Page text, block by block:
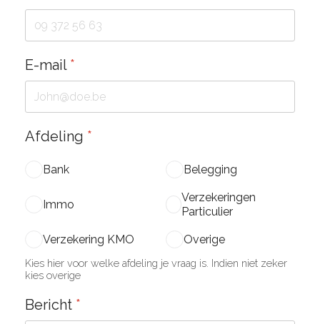
E-mail *
Afdeling *
Bank Belegging
Immo
Verzekeringen
Particulier
Verzekering KMO Overige
Kies hier voor welke afdeling je vraag is. Indien niet zeker
kies overige
Bericht *